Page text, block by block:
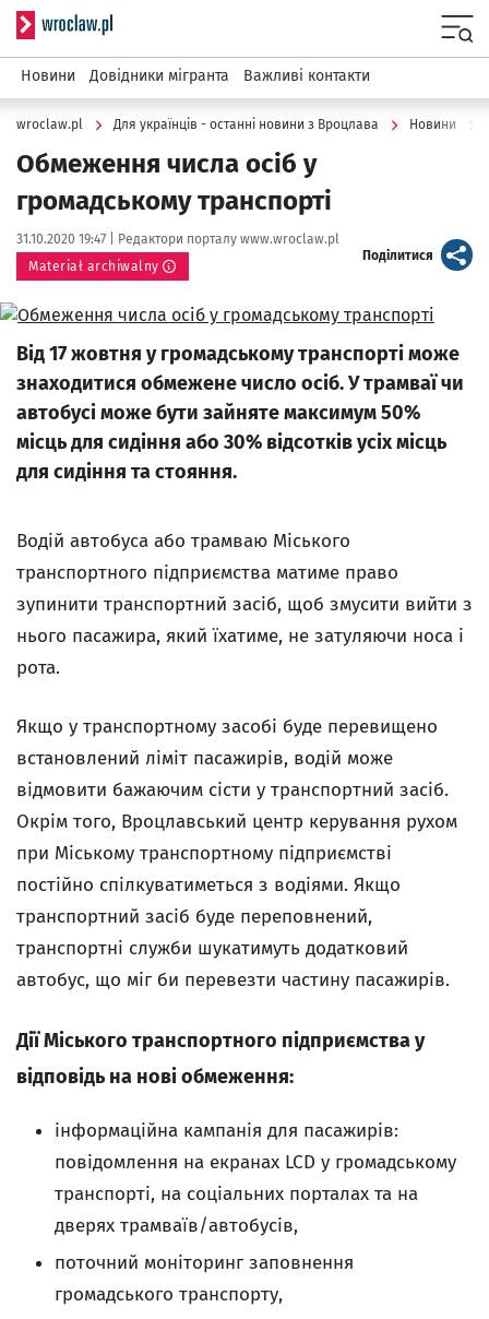
Serwis informacyjny wroclaw.pl
Новини Довідники мігранта Важливі контакти
wroclaw.pl Для українців - останні новини з Вроцлава Новини
Обмеження числа осіб у
громадському транспорті
Data publikacji:
31.10.2020 19:47 | Autor:
Редактори порталу www.wroclaw.pl
Materiał archiwalny
Поділитися artykuł
Kliknij, aby powiększyć
Від 17 жовтня у громадському транспорті може
знаходитися обмежене число осіб. У трамваї чи
автобусі може бути зайняте максимум 50%
місць для сидіння або 30% відсотків усіх місць
для сидіння та стояння.
Водій автобуса або трамваю Міського
транспортного підприємства матиме право
зупинити транспортний засіб, щоб змусити вийти з
нього пасажира, який їхатиме, не затуляючи носа і
рота.
Якщо у транспортному засобі буде перевищено
встановлений ліміт пасажирів, водій може
відмовити бажаючим сісти у транспортний засіб.
Окрім того, Вроцлавський центр керування рухом
при Міському транспортному підприємстві
постійно спілкуватиметься з водіями. Якщо
транспортний засіб буде переповнений,
транспортні служби шукатимуть додатковий
автобус, що міг би перевезти частину пасажирів.
Дії Міського транспортного підприємства у
відповідь на нові обмеження:
інформаційна кампанія для пасажирів:
повідомлення на екранах LCD у громадському
транспорті, на соціальних порталах та на
дверях трамваїв/автобусів,
поточний моніторинг заповнення
громадського транспорту,